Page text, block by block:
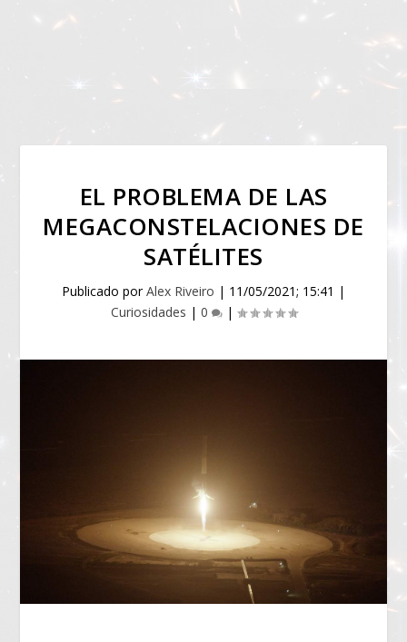
EL PROBLEMA DE LAS
MEGACONSTELACIONES DE
SATÉLITES
Publicado porAlex Riveiro | 11/05/2021; 15:41 |
Curiosidades | 0 |